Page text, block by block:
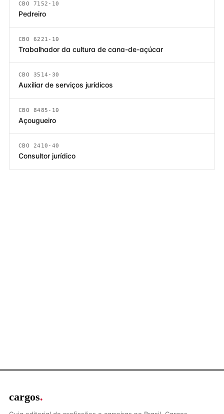
CBO 7152-10
Pedreiro
CBO 6221-10
Trabalhador da cultura de cana-de-açúcar
CBO 3514-30
Auxiliar de serviços jurídicos
CBO 8485-10
Açougueiro
CBO 2410-40
Consultor jurídico
cargos.